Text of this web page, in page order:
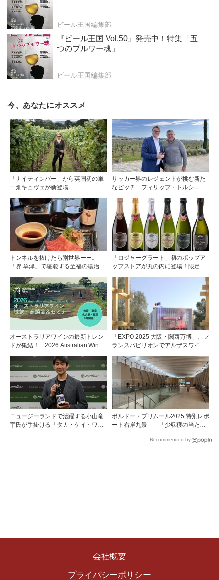
ビール王国編集部
『ビール王国 Vol.50』発売中！特集「五
つのブルワー魂」
ビール王国編集部
今、あなたにオススメ
「ナイティンバー」から英国初の単
一畑キュヴェが新登場
サッカー界のレジェンドが挑む新た
なピッチ フィリップ・トルシエが
トンネルを抜けたら別世界ーー。
「界 草津」で堪能する至福の湯治と
「ロジャーグラート」初のポップア
ップストアが丸の内に登場！限定キ
オーストラリアワインの最新トレン
ドが集結！「2026 Australian Wine
で開催
「EXPO 2025 大阪・関西万博」、フ
ランスパビリオンでアルザスワイン
ニュージーランドで活躍する小山竜
宇氏が手掛ける「タカ・ケイ・ワイ
ボルドー・プリムール2025 特別レポ
ート右岸九景――「少収穫の当たり
ンテミリオン 有力9シャトー訪問記
Recommended by
会社概要
プライバシーポリシー